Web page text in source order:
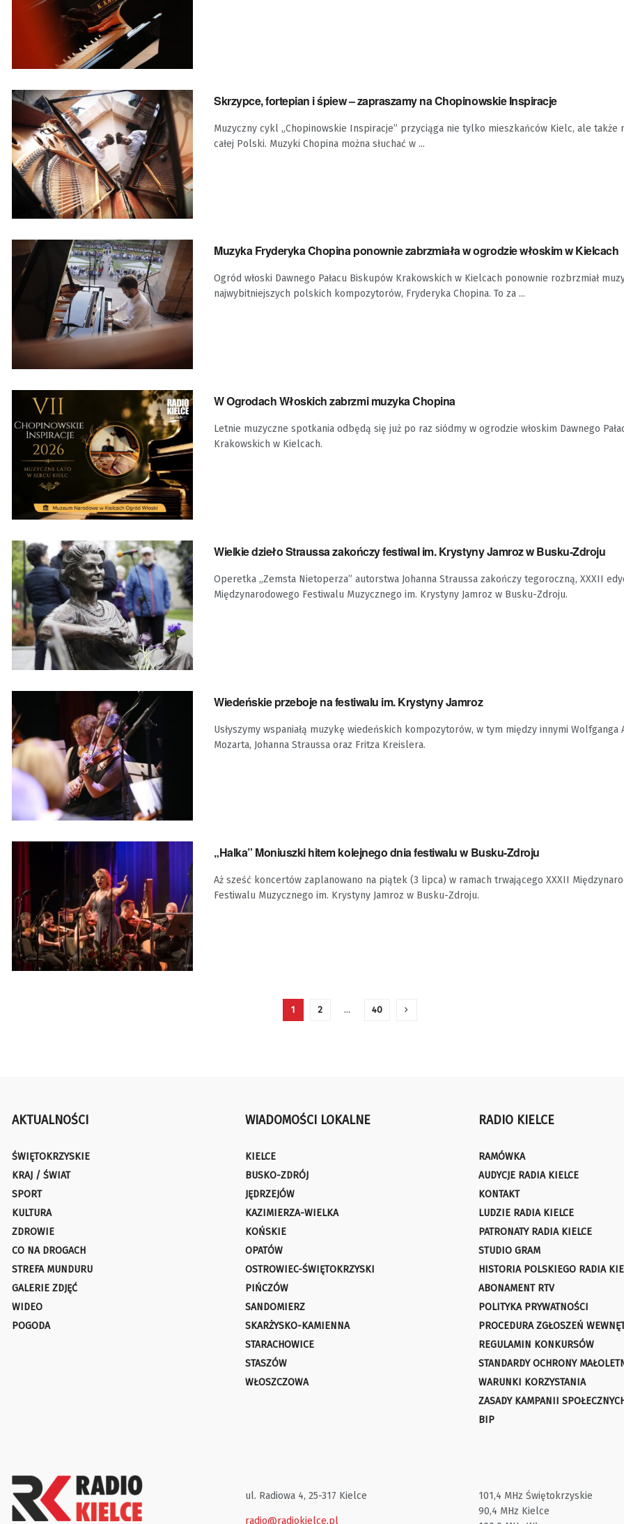
Skrzypce, fortepian i śpiew – zapraszamy na Chopinowskie Inspiracje
Muzyczny cykl „Chopinowskie Inspiracje” przyciąga nie tylko mieszkańców Kielc, ale także
całej Polski. Muzyki Chopina można słuchać w ...
Muzyka Fryderyka Chopina ponownie zabrzmiała w ogrodzie włoskim w Kielcach
Ogród włoski Dawnego Pałacu Biskupów Krakowskich w Kielcach ponownie rozbrzmiał
najwybitniejszych polskich kompozytorów, Fryderyka Chopina. To za ...
W Ogrodach Włoskich zabrzmi muzyka Chopina
Letnie muzyczne spotkania odbędą się już po raz siódmy w ogrodzie włoskim Dawnego
Krakowskich w Kielcach.
Wielkie dzieło Straussa zakończy festiwal im. Krystyny Jamroz w Busku-Zdroju
Operetka „Zemsta Nietoperza” autorstwa Johanna Straussa zakończy tegoroczną, XXXII
Międzynarodowego Festiwalu Muzycznego im. Krystyny Jamroz w Busku-Zdroju.
Wiedeńskie przeboje na festiwalu im. Krystyny Jamroz
Usłyszymy wspaniałą muzykę wiedeńskich kompozytorów, w tym między innymi Wolfganga
Mozarta, Johanna Straussa oraz Fritza Kreislera.
„Halka” Moniuszki hitem kolejnego dnia festiwalu w Busku-Zdroju
Aż sześć koncertów zaplanowano na piątek (3 lipca) w ramach trwającego XXXII
Festiwalu Muzycznego im. Krystyny Jamroz w Busku-Zdroju.
1 2 … 40
AKTUALNOŚCI
ŚWIĘTOKRZYSKIE
KRAJ / ŚWIAT
SPORT
KULTURA
ZDROWIE
CO NA DROGACH
STREFA MUNDURU
GALERIE ZDJĘĆ
WIDEO
POGODA
WIADOMOŚCI LOKALNE
KIELCE
BUSKO-ZDRÓJ
JĘDRZEJÓW
KAZIMIERZA-WIELKA
KOŃSKIE
OPATÓW
OSTROWIEC-ŚWIĘTOKRZYSKI
PIŃCZÓW
SANDOMIERZ
SKARŻYSKO-KAMIENNA
STARACHOWICE
STASZÓW
WŁOSZCZOWA
RADIO KIELCE
RAMÓWKA
AUDYCJE RADIA KIELCE
KONTAKT
LUDZIE RADIA KIELCE
PATRONATY RADIA KIELCE
STUDIO GRAM
HISTORIA POLSKIEGO RADIA
ABONAMENT RTV
POLITYKA PRYWATNOŚCI
PROCEDURA ZGŁOSZEŃ
REGULAMIN KONKURSÓW
STANDARDY OCHRONY
WARUNKI KORZYSTANIA
ZASADY KAMPANII
BIP
ul. Radiowa 4, 25-317 Kielce
radio@radiokielce.pl
101,4 MHz Świętokrzyskie
90,4 MHz Kielce